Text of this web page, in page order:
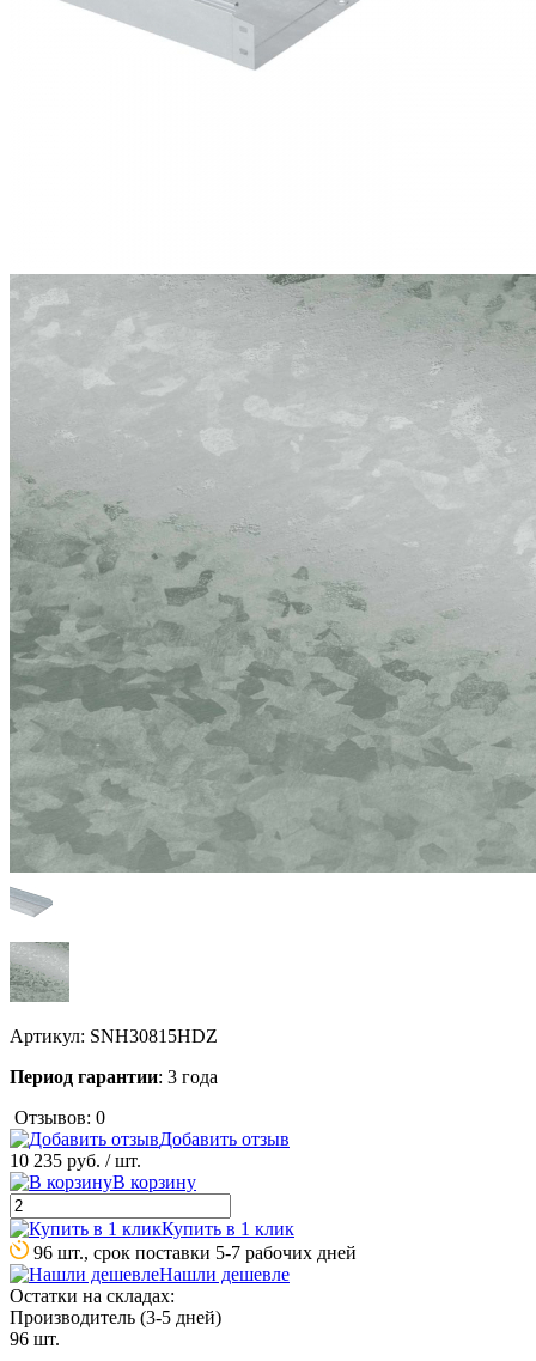
Артикул: SNH30815HDZ
Период гарантии: 3 года
Отзывов: 0
Добавить отзыв
10 235 руб. / шт.
В корзину
Купить в 1 клик
96 шт., срок поставки 5-7 рабочих дней
Нашли дешевле
Остатки на складах:
Производитель (3-5 дней)
96 шт.